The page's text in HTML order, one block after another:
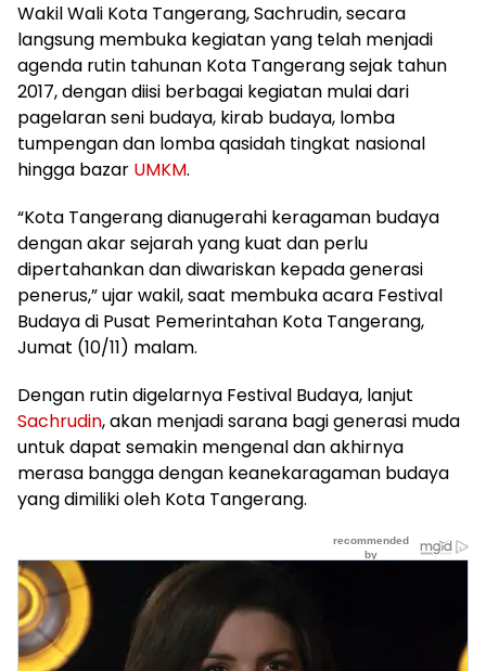
Wakil Wali Kota Tangerang, Sachrudin, secara
langsung membuka kegiatan yang telah menjadi
agenda rutin tahunan Kota Tangerang sejak tahun
2017, dengan diisi berbagai kegiatan mulai dari
pagelaran seni budaya, kirab budaya, lomba
tumpengan dan lomba qasidah tingkat nasional
hingga bazar UMKM.
“Kota Tangerang dianugerahi keragaman budaya
dengan akar sejarah yang kuat dan perlu
dipertahankan dan diwariskan kepada generasi
penerus,” ujar wakil, saat membuka acara Festival
Budaya di Pusat Pemerintahan Kota Tangerang,
Jumat (10/11) malam.
Dengan rutin digelarnya Festival Budaya, lanjut
Sachrudin, akan menjadi sarana bagi generasi muda
untuk dapat semakin mengenal dan akhirnya
merasa bangga dengan keanekaragaman budaya
yang dimiliki oleh Kota Tangerang.